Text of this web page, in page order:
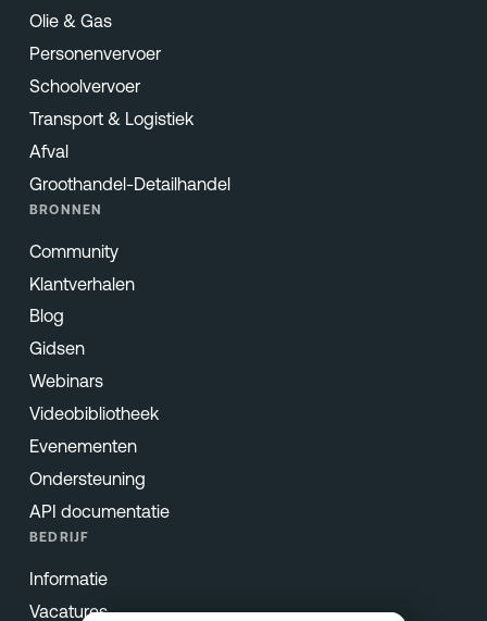
Olie & Gas
Personenvervoer
Schoolvervoer
Transport & Logistiek
Afval
Groothandel-Detailhandel
BRONNEN
Community
Klantverhalen
Blog
Gidsen
Webinars
Videobibliotheek
Evenementen
Ondersteuning
API documentatie
BEDRIJF
Informatie
Vacatures